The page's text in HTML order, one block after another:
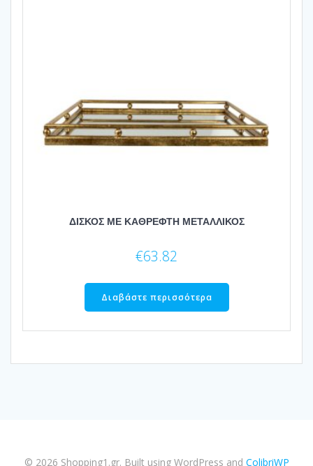
ΔΙΣΚΟΣ ΜΕ ΚΑΘΡΕΦΤΗ ΜΕΤΑΛΛΙΚΟΣ
€63.82
Διαβάστε περισσότερα
© 2026 Shopping1.gr. Built using WordPress and ColibriWP